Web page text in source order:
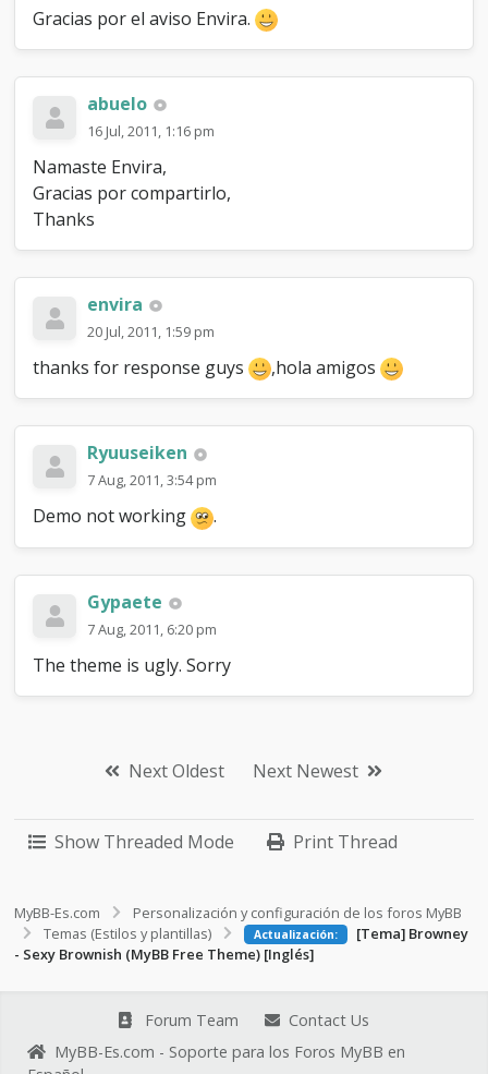
Gracias por el aviso Envira.
abuelo
16 Jul, 2011, 1:16 pm
Namaste Envira,
Gracias por compartirlo,
Thanks
envira
20 Jul, 2011, 1:59 pm
thanks for response guys ,hola amigos
Ryuuseiken
7 Aug, 2011, 3:54 pm
Demo not working .
Gypaete
7 Aug, 2011, 6:20 pm
The theme is ugly. Sorry
Next Oldest Next Newest
Show Threaded Mode Print Thread
MyBB-Es.com
Personalización y configuración de los foros MyBB
Temas (Estilos y plantillas)
Actualización:
[Tema] Browney
- Sexy Brownish (MyBB Free Theme) [Inglés]
Forum Team
Contact Us
MyBB-Es.com - Soporte para los Foros MyBB en